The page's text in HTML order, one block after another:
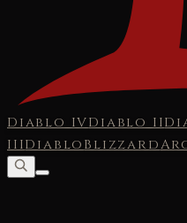
Diablo IVDiablo II
IIIDiabloBlizzard